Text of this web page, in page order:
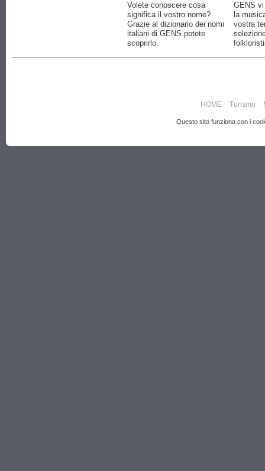
Volete conoscere cosa
significa il vostro nome?
Grazie al dizionario dei nomi
italiani di GENS potete
scoprirlo.
GENS
la
vostra
HOME Turismo
Questo sito funziona con i